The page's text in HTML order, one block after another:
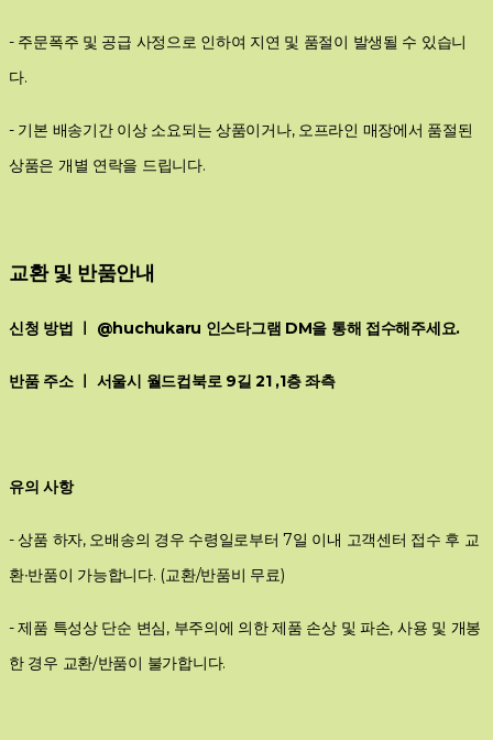
- 주문폭주 및 공급 사정으로 인하여 지연 및 품절이 발생될 수 있습니
다.
- 기본 배송기간 이상 소요되는 상품이거나, 오프라인 매장에서 품절된
상품은 개별 연락을 드립니다.
교환 및 반품안내
신청 방법 ㅣ @huchukaru 인스타그램 DM을 통해 접수해주세요.
반품 주소 ㅣ 서울시 월드컵북로 9길 21 ,1층 좌측
유의 사항
- 상품 하자, 오배송의 경우 수령일로부터 7일 이내 고객센터 접수 후 교
환∙반품이 가능합니다. (교환/반품비 무료)
- 제품 특성상 단순 변심, 부주의에 의한 제품 손상 및 파손, 사용 및 개봉
한 경우 교환/반품이 불가합니다.